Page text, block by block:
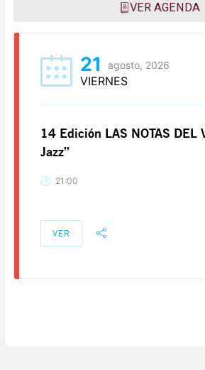
VER AGENDA
21 agosto, 2026
VIERNES
14 Edición LAS NOTAS DEL
Jazz”
21:00
VER